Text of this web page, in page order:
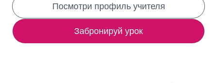
Посмотри профиль учителя
Забронируй урок